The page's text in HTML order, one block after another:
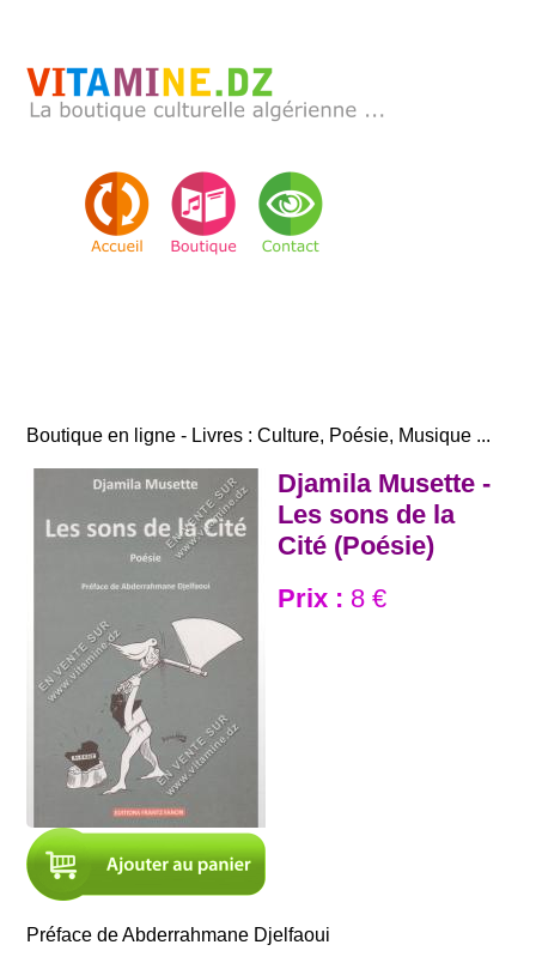
Boutique en ligne - Livres : Culture, Poésie, Musique ...
Djamila Musette -
Les sons de la
Cité (Poésie)
Prix : 8 €
Préface de Abderrahmane Djelfaoui